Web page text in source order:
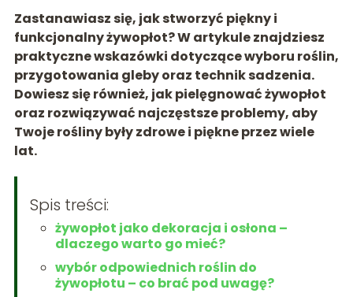
Zastanawiasz się, jak stworzyć piękny i
funkcjonalny żywopłot? W artykule znajdziesz
praktyczne wskazówki dotyczące wyboru roślin,
przygotowania gleby oraz technik sadzenia.
Dowiesz się również, jak pielęgnować żywopłot
oraz rozwiązywać najczęstsze problemy, aby
Twoje rośliny były zdrowe i piękne przez wiele
lat.
Spis treści:
żywopłot jako dekoracja i osłona –
dlaczego warto go mieć?
wybór odpowiednich roślin do
żywopłotu – co brać pod uwagę?